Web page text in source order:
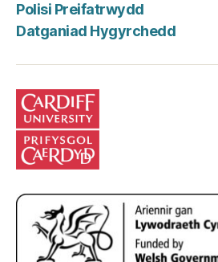
Polisi Preifatrwydd
Datganiad Hygyrchedd